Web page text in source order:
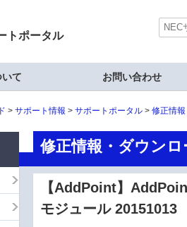
トポータル
て お問い合わせ
サポート情報 サポートポータル 修正情
修正情報・ダウンロ
【AddPoint】
モジュール 20151013